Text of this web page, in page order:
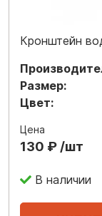
Кронштейн
Размер:
Цвет:
Цена
130 ₽ /шт
В наличии